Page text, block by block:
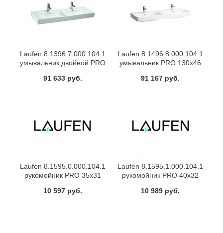
Laufen 8.1396.7.000.104.1
умывальник двойной PRO
91 633 руб.
Laufen 8.1496.8.000.104.1
умывальник PRO 130х46
91 167 руб.
Laufen 8.1595.0.000.104.1
рукомойник PRO 35х31
10 597 руб.
Laufen 8.1595.1.000.104.1
рукомойник PRO 40х32
10 989 руб.